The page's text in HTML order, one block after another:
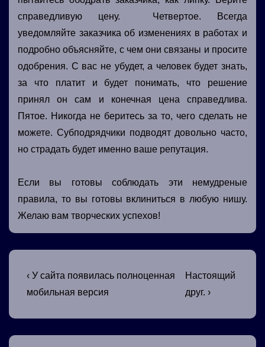
справедливую цену. Четвертое. Всегда
уведомляйте заказчика об изменениях в работах и
подробно объясняйте, с чем они связаны и просите
одобрения. С вас не убудет, а человек будет знать,
за что платит и будет понимать, что решение
принял он сам и конечная цена справедлива.
Пятое. Никогда не беритесь за то, чего сделать не
можете. Субподрядчики подводят довольно часто,
но страдать будет именно ваше репутация.
Если вы готовы соблюдать эти немудреные
правила, то вы готовы вклиниться в любую нишу.
Желаю вам творческих успехов!
Навигация
по
записям
Предыдущая
запись
‹ У сайта появилась полноценная
мобильная версия
Следующая
запись
Настоящий
друг. ›